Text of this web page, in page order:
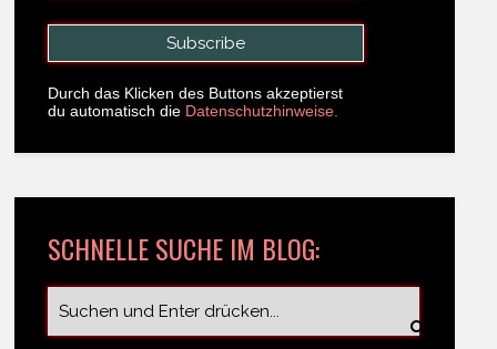
Durch das Klicken des Buttons akzeptierst
du automatisch die Datenschutzhinweise.
SCHNELLE SUCHE IM BLOG: